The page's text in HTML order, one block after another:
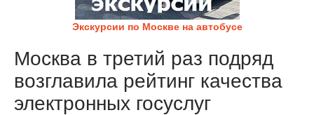
Экскурсии по Москве на автобусе
Москва в третий раз подряд
возглавила рейтинг качества
электронных госуслуг